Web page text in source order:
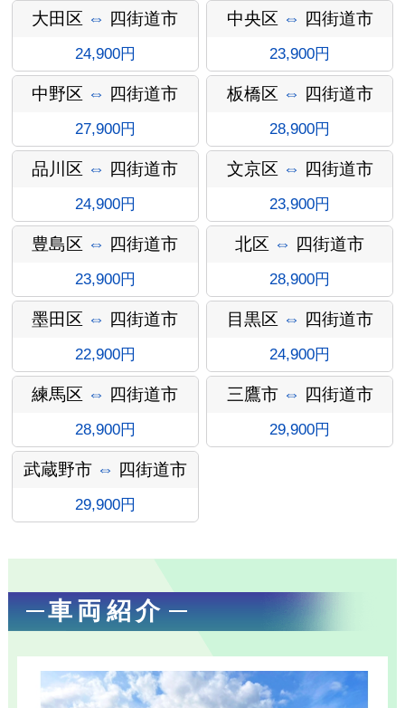
インフォ
メーショ
ン
大田区 ⇔ 四街道市
24,900円
中央区 ⇔ 四街道市
23,900円
中野区 ⇔ 四街道市
27,900円
板橋区 ⇔ 四街道市
28,900円
品川区 ⇔ 四街道市
24,900円
文京区 ⇔ 四街道市
23,900円
豊島区 ⇔ 四街道市
23,900円
北区 ⇔ 四街道市
28,900円
墨田区 ⇔ 四街道市
22,900円
目黒区 ⇔ 四街道市
24,900円
練馬区 ⇔ 四街道市
28,900円
三鷹市 ⇔ 四街道市
29,900円
武蔵野市 ⇔ 四街道市
29,900円
車両紹介